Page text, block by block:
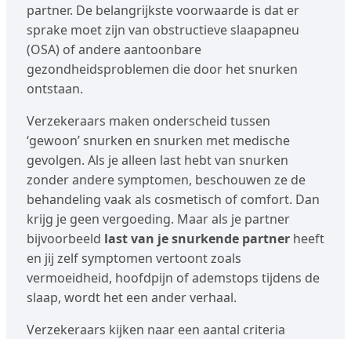
partner. De belangrijkste voorwaarde is dat er
sprake moet zijn van obstructieve slaapapneu
(OSA) of andere aantoonbare
gezondheidsproblemen die door het snurken
ontstaan.
Verzekeraars maken onderscheid tussen
‘gewoon’ snurken en snurken met medische
gevolgen. Als je alleen last hebt van snurken
zonder andere symptomen, beschouwen ze de
behandeling vaak als cosmetisch of comfort. Dan
krijg je geen vergoeding. Maar als je partner
bijvoorbeeld last van je snurkende partnerheeft
en jij zelf symptomen vertoont zoals
vermoeidheid, hoofdpijn of ademstops tijdens de
slaap, wordt het een ander verhaal.
Verzekeraars kijken naar een aantal criteria